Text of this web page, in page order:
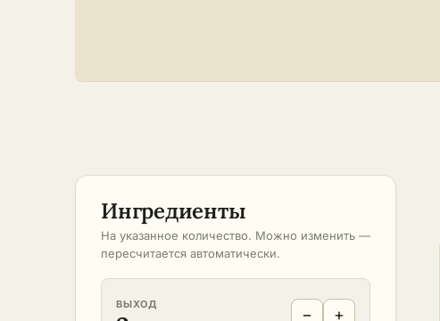
Ингредиенты
На указанное количество. Можно изменить —
пересчитается автоматически.
ВЫХОД
− +